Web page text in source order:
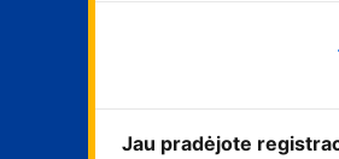
Pradėti
Jau pradėjote